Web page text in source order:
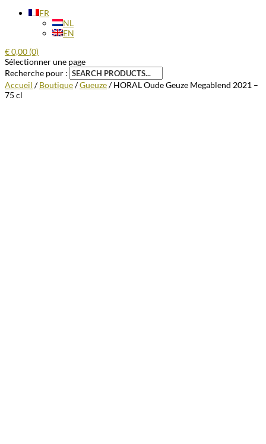
FR
NL
EN
€0,00 (0)
Sélectionner une page
Recherche pour :
Accueil /Boutique/Gueuze/ HORAL Oude Geuze Megablend 2021 –
75 cl